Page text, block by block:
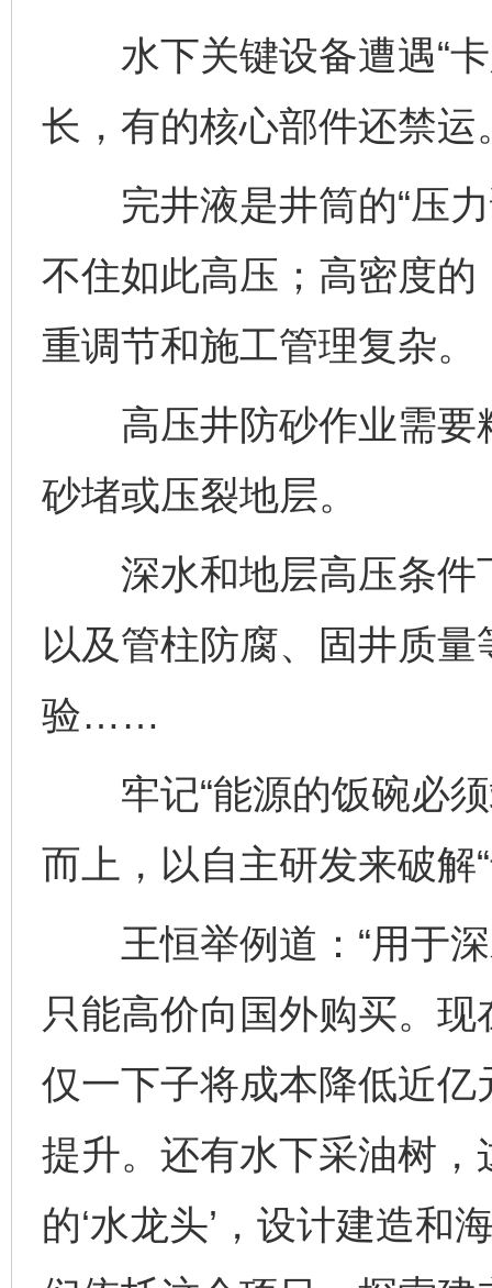
水下关键设备遭遇“卡
长，有的核心部件还禁运
完井液是井筒的“压力
不住如此高压；高密度
重调节和施工管理复杂。
高压井防砂作业需要
砂堵或压裂地层。
深水和地层高压条件
以及管柱防腐、固井质
验……
牢记“能源的饭碗必须
而上，以自主研发来破解
王恒举例道：“用于深
只能高价向国外购买。
仅一下子将成本降低近
提升。还有水下采油树
的‘水龙头’，设计建造和